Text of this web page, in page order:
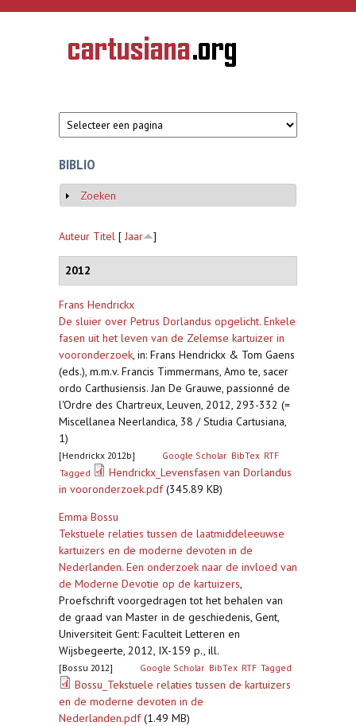
Overslaan en naar de inhoud gaan
CARTUSIANA
Geschiedenis
van de
BIBLIO
Weergeven
Zoeken
Auteur Titel [ Jaar ]
2012
Frans Hendrickx
De sluier over Petrus Dorlandus opgelicht. Enkele
fasen uit het leven van de Zelemse kartuizer in
vooronderzoek, in: Frans Hendrickx & Tom Gaens
(eds.), m.m.v. Francis Timmermans, Amo te, sacer
ordo Carthusiensis. Jan De Grauwe, passionné de
l'Ordre des Chartreux, Leuven, 2012, 293-332 (=
Miscellanea Neerlandica, 38 / Studia Cartusiana,
1)
[Hendrickx 2012b] Google Scholar BibTex RTF
Tagged
Hendrickx_Levensfasen van Dorlandus
in vooronderzoek.pdf(345.89 KB)
Emma Bossu
Tekstuele relaties tussen de laatmiddeleeuwse
kartuizers en de moderne devoten in de
Nederlanden. Een onderzoek naar de invloed van
de Moderne Devotie op de kartuizers,
Proefschrift voorgedragen tot het behalen van
de graad van Master in de geschiedenis, Gent,
Universiteit Gent: Faculteit Letteren en
Wijsbegeerte, 2012, IX-159 p., ill.
[Bossu 2012] Google Scholar BibTex RTF Tagged
Bossu_Tekstuele relaties tussen de kartuizers
en de moderne devoten in de
Nederlanden.pdf(1.49 MB)